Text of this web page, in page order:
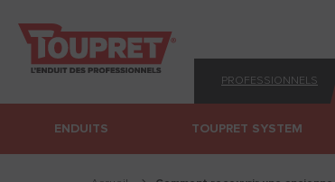
PROFESSIONNELS
ENDUITS TOUPRET SYSTEM